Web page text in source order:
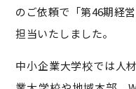
のご依頼で「第46期経
担当いたしました。
中小企業大学校では人